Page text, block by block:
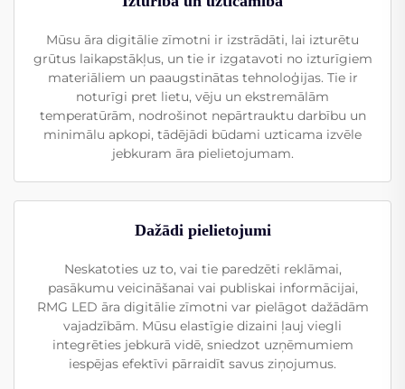
Mūsu āra digitālie zīmotni ir izstrādāti, lai izturētu
grūtus laikapstākļus, un tie ir izgatavoti no izturīgiem
materiāliem un paaugstinātas tehnoloģijas. Tie ir
noturīgi pret lietu, vēju un ekstremālām
temperatūrām, nodrošinot nepārtrauktu darbību un
minimālu apkopi, tādējādi būdami uzticama izvēle
jebkuram āra pielietojumam.
Dažādi pielietojumi
Neskatoties uz to, vai tie paredzēti reklāmai,
pasākumu veicināšanai vai publiskai informācijai,
RMG LED āra digitālie zīmotni var pielāgot dažādām
vajadzībām. Mūsu elastīgie dizaini ļauj viegli
integrēties jebkurā vidē, sniedzot uzņēmumiem
iespējas efektīvi pārraidīt savus ziņojumus.